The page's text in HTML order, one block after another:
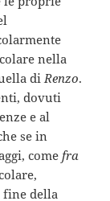
nella
di Renzo.
dovuti
e al
se in
come fra
fine della